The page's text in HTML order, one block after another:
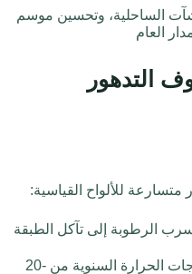
الساحلية، وتحسين موسم
العام
#7: مخاوف التدهور
للألواح القياسية:
الرطوبة إلى تآكل الطبقة
تتراوح درجات الحرارة السنوية من -20